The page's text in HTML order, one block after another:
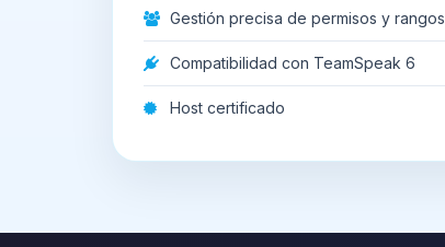
Gestión precisa de permisos y rangos
Compatibilidad con TeamSpeak 6
Host certificado